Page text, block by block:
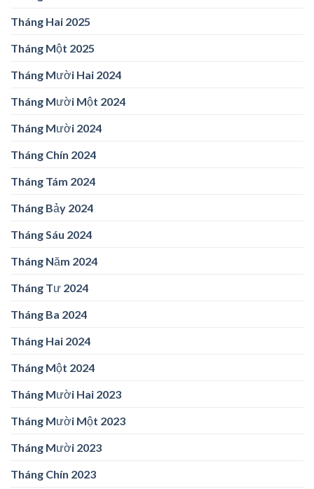
Tháng Hai 2025
Tháng Một 2025
Tháng Mười Hai 2024
Tháng Mười Một 2024
Tháng Mười 2024
Tháng Chín 2024
Tháng Tám 2024
Tháng Bảy 2024
Tháng Sáu 2024
Tháng Năm 2024
Tháng Tư 2024
Tháng Ba 2024
Tháng Hai 2024
Tháng Một 2024
Tháng Mười Hai 2023
Tháng Mười Một 2023
Tháng Mười 2023
Tháng Chín 2023